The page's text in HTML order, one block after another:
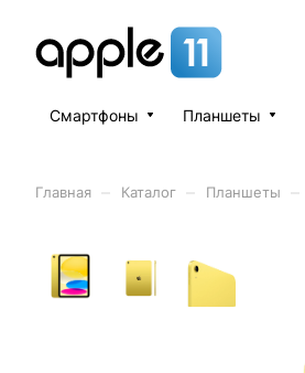
Смартфоны Планшеты
Главная Каталог Планшеты